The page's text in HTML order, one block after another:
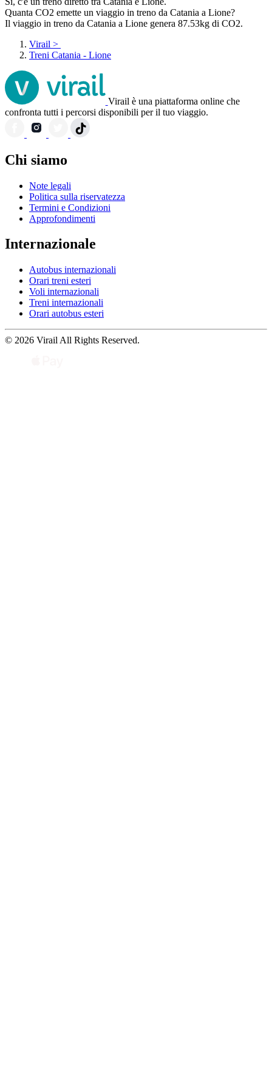
Quanta CO2 emette un viaggio in treno da Catania a Lione?
Il viaggio in treno da Catania a Lione genera 87.53kg di CO2.
Virail >
Treni Catania - Lione
Virail è una piattaforma online che
confronta tutti i percorsi disponibili per il tuo viaggio.
Chi siamo
Note legali
Politica sulla riservatezza
Termini e Condizioni
Approfondimenti
Internazionale
Autobus internazionali
Orari treni esteri
Voli internazionali
Treni internazionali
Orari autobus esteri
© 2026 Virail All Rights Reserved.